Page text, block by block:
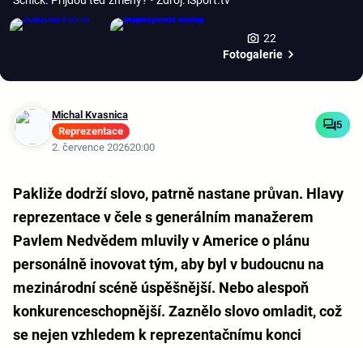
22
Fotogalerie
Michal Kvasnica
Reprezentace
2. července 202620:00
5
Pakliže dodrží slovo, patrně nastane průvan. Hlavy
reprezentace v čele s generálním manažerem
Pavlem Nedvědem mluvily v Americe o plánu
personálně inovovat tým, aby byl v budoucnu na
mezinárodní scéně úspěšnější. Nebo alespoň
konkurenceschopnější. Zaznělo slovo omladit, což
se nejen vzhledem k reprezentačnímu konci